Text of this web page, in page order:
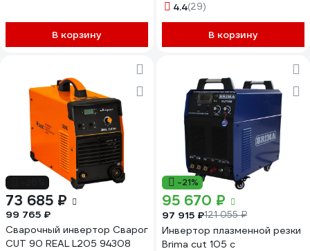
В корзину
4.4(29)
В корзину
73 685 ₽
99 765 ₽
Сварочный инвертор Сварог
CUT 90 REAL L205 94308
-21%
95 670 ₽
97 915 ₽121 055 ₽
Инвертор плазменной резки
Brima cut 105 с